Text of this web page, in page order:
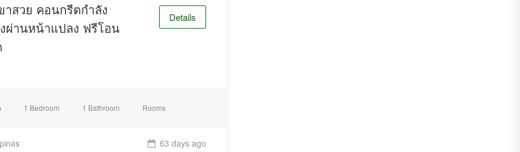
าสวย คอนกรีตกำลัง
ผ่านหน้าแปลง ฟรีโอน
Details
1 Bedroom 1 Bathroom Rooms
63 days ago